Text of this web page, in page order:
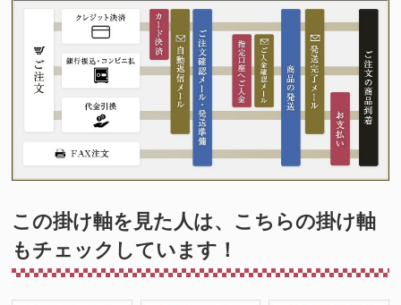
この掛け軸を見た人は、こちらの掛け軸
もチェックしています！